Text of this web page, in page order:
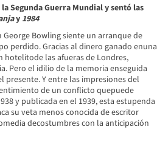
Segunda Guerra Mundial y sentó las
y 1984
Bowling siente un arranque de
perdido. Gracias al dinero ganado enuna
hotelitode las afueras de Londres,
Pero el idilio de la memoria enseguida
Y entre las impresiones del
de un conflicto quepuede
y publicada en el 1939, esta estupenda
su veta menos conocida de escritor
decostumbres con la anticipación